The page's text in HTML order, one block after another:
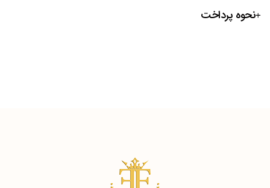
نحوه پرداخت